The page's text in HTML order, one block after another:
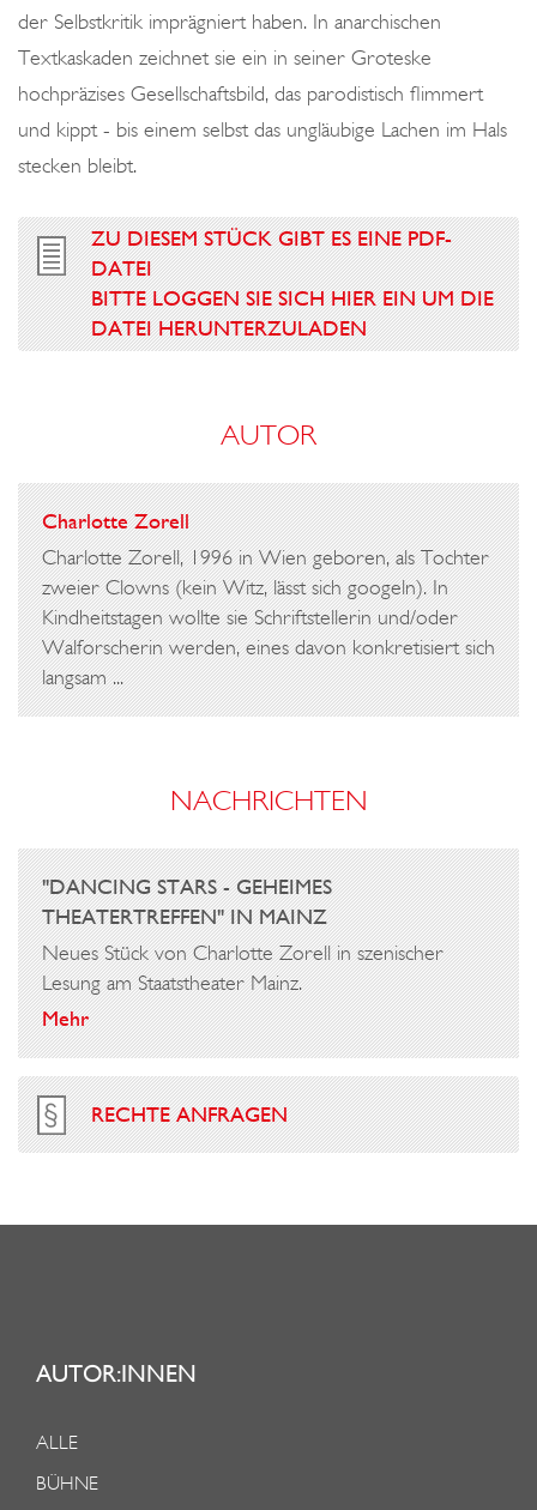
der Selbstkritik imprägniert haben. In anarchischen
Textkaskaden zeichnet sie ein in seiner Groteske
hochpräzises Gesellschaftsbild, das parodistisch flimmert
und kippt - bis einem selbst das ungläubige Lachen im Hals
stecken bleibt.
ZU DIESEM STÜCK GIBT ES EINE PDF-
DATEI
BITTE LOGGEN SIE SICH HIER EIN UM DIE
DATEI HERUNTERZULADEN
AUTOR
Charlotte Zorell
Charlotte Zorell, 1996 in Wien geboren, als Tochter
zweier Clowns (kein Witz, lässt sich googeln). In
Kindheitstagen wollte sie Schriftstellerin und/oder
Walforscherin werden, eines davon konkretisiert sich
langsam ...
NACHRICHTEN
"DANCING STARS - GEHEIMES
THEATERTREFFEN" IN MAINZ
Neues Stück von Charlotte Zorell in szenischer
Lesung am Staatstheater Mainz.
Mehr
RECHTE ANFRAGEN
AUTOR:INNEN
ALLE
BÜHNE